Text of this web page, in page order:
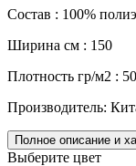
Состав : 100%
Ширина см : 150
Плотность гр/м2 : 50
Производитель:
Полное описание и
Выберите цвет